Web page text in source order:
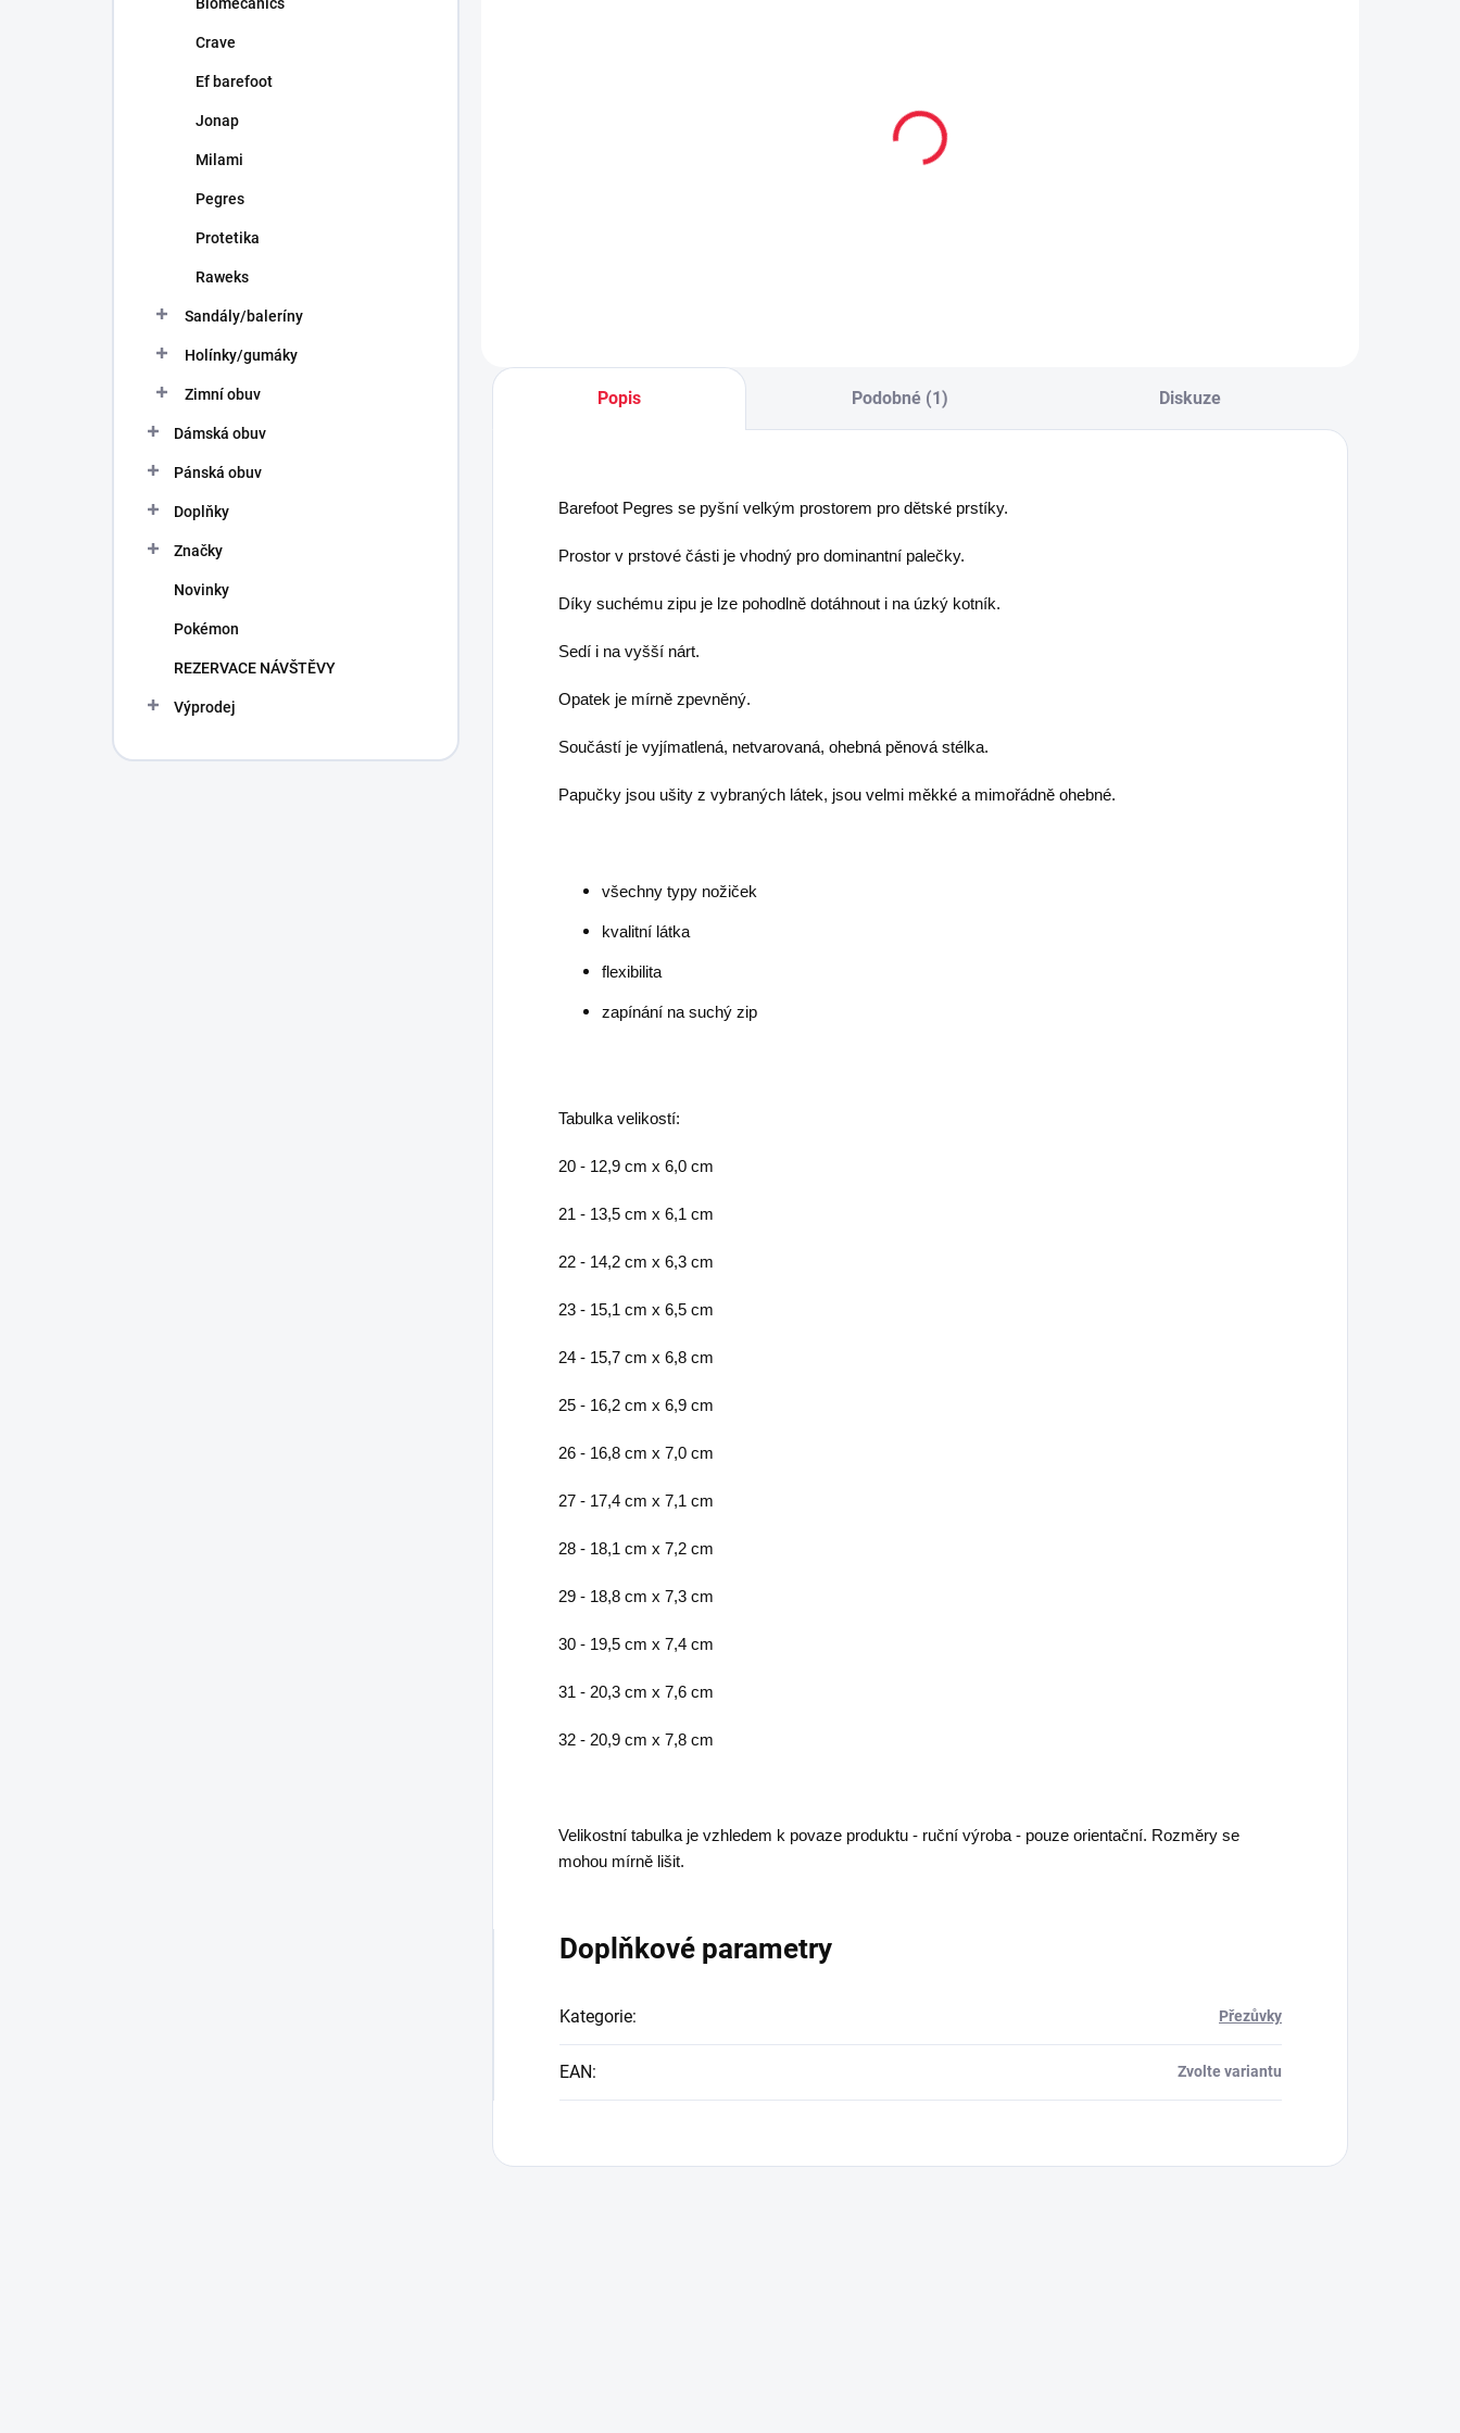
Crave
Ef barefoot
Jonap
Milami
Pegres
Protetika
Raweks
Sandály/baleríny
Holínky/gumáky
Zimní obuv
Dámská obuv
Pánská obuv
Doplňky
Značky
Novinky
Pokémon
REZERVACE NÁVŠTĚVY
Výprodej
Popis Podobné (1) Diskuze
Barefoot Pegres se pyšní velkým prostorem pro dětské prstíky.
Prostor v prstové části je vhodný pro dominantní palečky.
Díky suchému zipu je lze pohodlně dotáhnout i na úzký kotník.
Sedí i na vyšší nárt.
Opatek je mírně zpevněný.
Součástí je vyjímatlená, netvarovaná, ohebná pěnová stélka.
Papučky jsou ušity z vybraných látek, jsou velmi měkké a mimořádně ohebné.
všechny typy nožiček
kvalitní látka
flexibilita
zapínání na suchý zip
Tabulka velikostí:
20 - 12,9 cm x 6,0 cm
21 - 13,5 cm x 6,1 cm
22 - 14,2 cm x 6,3 cm
23 - 15,1 cm x 6,5 cm
24 - 15,7 cm x 6,8 cm
25 - 16,2 cm x 6,9 cm
26 - 16,8 cm x 7,0 cm
27 - 17,4 cm x 7,1 cm
28 - 18,1 cm x 7,2 cm
29 - 18,8 cm x 7,3 cm
30 - 19,5 cm x 7,4 cm
31 - 20,3 cm x 7,6 cm
32 - 20,9 cm x 7,8 cm
Velikostní tabulka je vzhledem k povaze produktu - ruční výroba - pouze orientační. Rozměry se
mohou mírně lišit.
Doplňkové parametry
Kategorie: Přezůvky
EAN: Zvolte variantu